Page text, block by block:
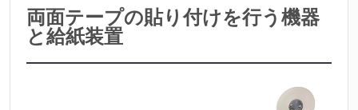
両面テープの貼り付けを行う機器
と給紙装置